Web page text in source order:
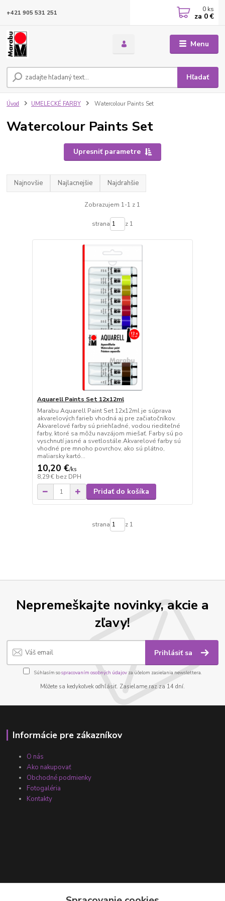
Menu
Hľadať
+421 905 531 251 0 ks
za 0 €
Úvod UMELECKÉ FARBY Watercolour Paints Set
Watercolour Paints Set
Upresniť parametre
Najnovšie Najlacnejšie Najdrahšie
Zobrazujem 1-1 z 1
strana z 1
Aquarell Paints Set 12x12ml
Marabu Aquarell Paint Set 12x12ml je súprava
akvarelových farieb vhodná aj pre začiatočníkov.
Akvarelové farby sú priehľadné, vodou riediteľné
farby, ktoré sa môžu navzájom miešať. Farby sú po
vyschnutí jasné a svetlostále.Akvarelové farby sú
vhodné pre mnoho povrchov, ako sú plátno,
maliarsky kartó...
10,20 €/ks
8,29 € bez DPH
Pridať do košíka
strana z 1
Nepremeškajte novinky, akcie a
zľavy!
Prihlásiť sa
Súhlasím sospracovaním osobných údajov za účelom zasielania newslettera.
Môžete sa kedykoľvek odhlásiť. Zasielame raz za 14 dní.
Informácie pre zákazníkov
O nás
Ako nakupovať
Obchodné podmienky
Fotogaléria
Kontakty